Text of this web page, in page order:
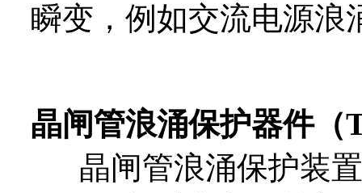
瞬变，例如交流电源浪
晶闸管浪涌保护器件（
晶闸管浪涌保护装置